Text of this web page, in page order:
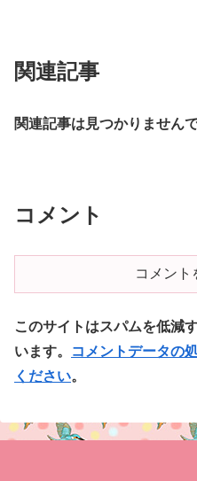
関連記事
関連記事は見つかりませんで
コメント
コメント
このサイトはスパムを低減
います。
コメントデータの
ください。